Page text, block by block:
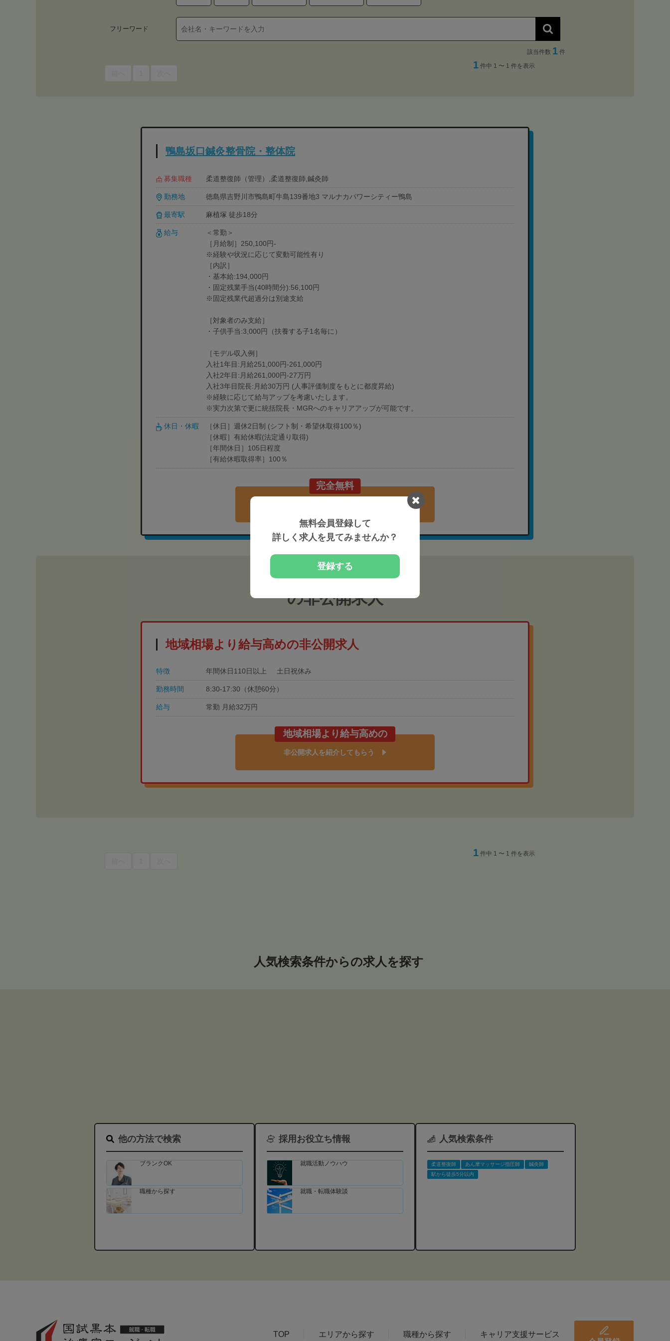
フリーワード
該当件数 1 件
1 件中 1 〜 1 件を表示
鴨島坂口鍼灸整骨院・整体院
募集職種 柔道整復師（管理）,柔道整復師,鍼灸師
勤務地 徳島県吉野川市鴨島町牛島139番地3 マルナカパワーシティー鴨島
最寄駅 麻植塚 徒歩18分
給与
＜常勤＞
［月給制］250,100円-
※経験や状況に応じて変動可能性有り
［内訳］
・基本給:194,000円
・固定残業手当(40時間分):56,100円
※固定残業代超過分は別途支給
［対象者のみ支給］
・子供手当:3,000円（扶養する子1名毎に）
［モデル収入例］
入社1年目:月給251,000円-261,000円
入社2年目:月給261,000円-27万円
入社3年目院長:月給30万円 (人事評価制度をもとに都度昇給)
※経験に応じて給与アップを考慮いたします。
※実力次第で更に統括院長・MGRへのキャリアアップが可能です。
休日・休暇
［休日］週休2日制 (シフト制・希望休取得100％)
［休暇］有給休暇(法定通り取得)
［年間休日］105日程度
［有給休暇取得率］100％
完全無料
の非公開求人
地域相場より給与高めの非公開求人
特徴 年間休日110日以上 土日祝休み
勤務時間 8:30-17:30（休憩60分）
給与 常勤 月給32万円
地域相場より給与高めの
非公開求人を紹介してもらう
1 件中 1 〜 1 件を表示
人気検索条件からの求人を探す
他の方法で検索
ブランクOK
職種から探す
採用お役立ち情報
就職活動ノウハウ
就職・転職体験談
人気検索条件
柔道整復師 あん摩マッサージ指圧師
鍼灸師
駅から徒歩5分以内
TOP エリアから探す 職種から探す
キャリア支援サービス
無料会員登録して
詳しく求人を見てみませんか？
登録する